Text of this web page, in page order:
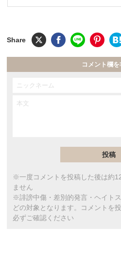
コメント欄
※一度コメントを投稿した後は約
ません
※誹謗中傷・差別的発言・ヘイト
どの対象となります。コメントを
必ずご確認ください